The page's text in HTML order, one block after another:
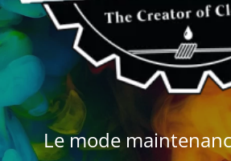
Le mode